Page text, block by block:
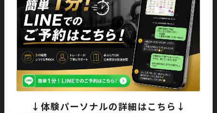
↓体験パーソナルの詳細はこちら↓